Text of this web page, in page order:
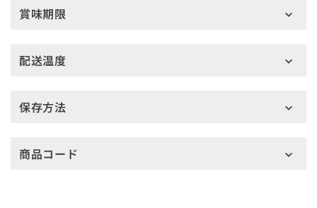
賞味期限
配送温度
保存方法
商品コード